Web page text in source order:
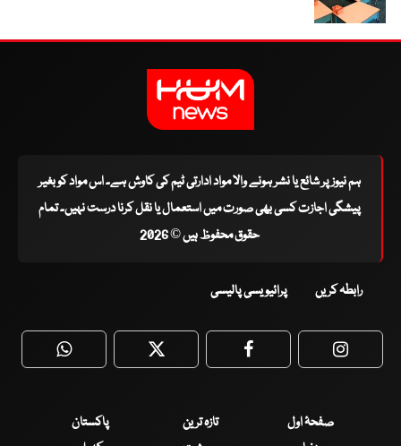
ہم نیوز پر شائع یا نشر ہونے والا مواد ادارتی ٹیم کی کاوش ہے۔ اس مواد کو بغیر
پیشگی اجازت کسی بھی صورت میں استعمال یا نقل کرنا درست نہیں۔ تمام
حقوق محفوظ ہیں © 2026
رابطہ کریں پرائیویسی پالیسی
WhatsApp Twitter Facebook
صفحۂ اول تازہ ترین
پاکستان